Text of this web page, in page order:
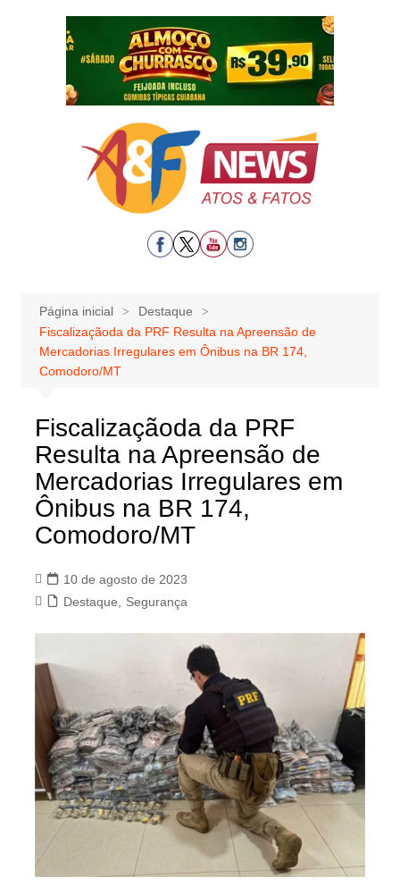
Página inicial
Destaque
Fiscalizaçãoda da PRF Resulta na Apreensão de
Mercadorias Irregulares em Ônibus na BR 174,
Comodoro/MT
Fiscalizaçãoda da PRF
Resulta na Apreensão de
Mercadorias Irregulares em
Ônibus na BR 174,
Comodoro/MT
10 de agosto de 2023
Destaque
Segurança